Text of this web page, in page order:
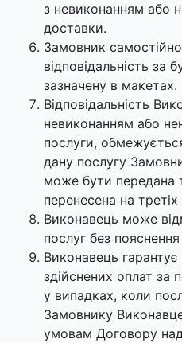
з невиконанням або
доставки.
Замовник
відповідальність за
зазначену в макетах.
Відповідальність
невиконанням або
послуги,
дану послугу
може бути передана
перенесена на третіх
Виконавець може
послуг без
Виконавець
здійснених оплат за
у випадках, коли
Замовнику
умовам Договору